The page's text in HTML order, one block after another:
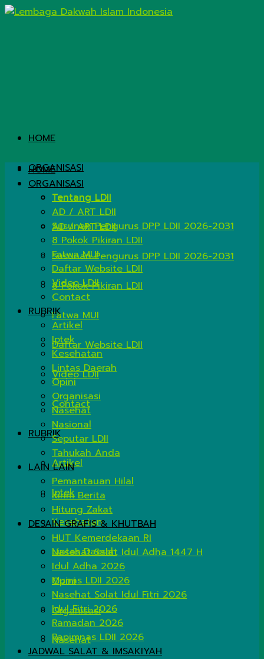
HOME
ORGANISASI
Tentang LDII
AD / ART LDII
Susunan Pengurus DPP LDII 2026-2031
8 Pokok Pikiran LDII
Fatwa MUI
Daftar Website LDII
Video LDII
Contact
RUBRIK
Artikel
Iptek
Kesehatan
Lintas Daerah
Opini
Organisasi
Nasehat
HOME
ORGANISASI
Tentang LDII
AD / ART LDII
Susunan Pengurus DPP LDII 2026-2031
8 Pokok Pikiran LDII
Fatwa MUI
Daftar Website LDII
Video LDII
Contact
RUBRIK
Artikel
Iptek
Kesehatan
Lintas Daerah
Opini
Organisasi
Nasehat
Nasional
Seputar LDII
Tahukah Anda
LAIN LAIN
Pemantauan Hilal
Kirim Berita
Hitung Zakat
DESAIN GRAFIS & KHUTBAH
HUT Kemerdekaan RI
Nasehat Salat Idul Adha 1447 H
Idul Adha 2026
Munas LDII 2026
Nasehat Solat Idul Fitri 2026
Idul Fitri 2026
Ramadan 2026
Rapimnas LDII 2026
JADWAL SALAT & IMSAKIYAH